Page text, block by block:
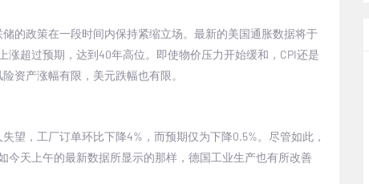
的政策在一段时间内保持紧缩立场。最新的美国通胀数据将于
涨超过预期，达到40年高位。即使物价压力开始缓和， CPI还是
资产涨幅有限，美元跌幅也有限。
望，工厂订单环比下降4% ，而预期仅为下降0.5%。尽管如此，
今天上午的最新数据所显示的那样，德国工业生产也有所改善